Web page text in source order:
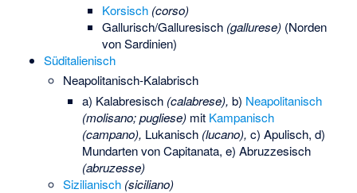
Korsisch (corso)
Gallurisch/Galluresisch (gallurese)(Norden
von Sardinien)
Süditalienisch
Neapolitanisch-Kalabrisch
a) Kalabresisch (calabrese), b) Neapolitanisch
(molisano; pugliese) mit Kampanisch
(campano), Lukanisch (lucano), c) Apulisch, d)
Mundarten von Capitanata, e) Abruzzesisch
(abruzesse)
Sizilianisch (siciliano)